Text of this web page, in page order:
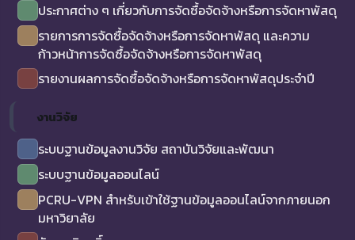
ประกาศต่าง ๆ เกี่ยวกับการจัดซื้อจัดจ้างหรือการจัดหาพัสดุ
รายการการจัดซื้อจัดจ้างหรือการจัดหาพัสดุ และความ
ก้าวหน้าการจัดซื้อจัดจ้างหรือการจัดหาพัสดุ
รายงานผลการจัดซื้อจัดจ้างหรือการจัดหาพัสดุประจำปี
งานวิจัย
ระบบฐานข้อมูลงานวิจัย สถาบันวิจัยและพัฒนา
ระบบฐานข้อมูลออนไลน์
PCRU-VPN สำหรับเข้าใช้ฐานข้อมูลออนไลน์จากภายนอก
มหาวิยาลัย